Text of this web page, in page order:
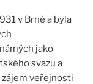
v Brně a byla
jako
svazu a
veřejnosti